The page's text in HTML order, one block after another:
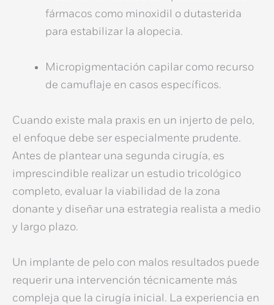
fármacos como minoxidil o dutasterida
para estabilizar la alopecia.
Micropigmentación capilar como recurso
de camuflaje en casos específicos.
Cuando existe mala praxis en un injerto de pelo,
el enfoque debe ser especialmente prudente.
Antes de plantear una segunda cirugía, es
imprescindible realizar un estudio tricológico
completo, evaluar la viabilidad de la zona
donante y diseñar una estrategia realista a medio
y largo plazo.
Un implante de pelo con malos resultados puede
requerir una intervención técnicamente más
compleja que la cirugía inicial. La experiencia en